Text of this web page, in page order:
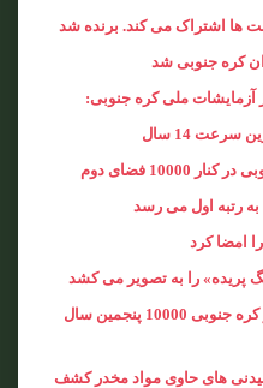
کره جنوبی شد
ملی کره جنوبی:
رتبه اول می رسد
پریده» را به تصویر می کشد
:: بالاترین تعداد موارد COVID-19 در کره جنوبی 10000 پنجمین سال
های حاوی مواد مخدر کشف